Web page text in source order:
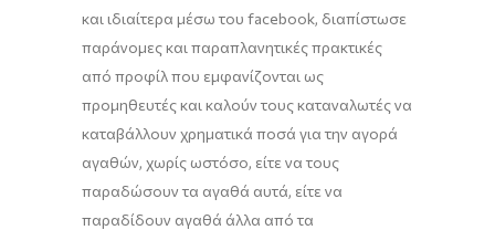
και ιδιαίτερα μέσω του facebook, διαπίστωσε
παράνομες και παραπλανητικές πρακτικές
από προφίλ που εμφανίζονται ως
προμηθευτές και καλούν τους καταναλωτές να
καταβάλλουν χρηματικά ποσά για την αγορά
αγαθών, χωρίς ωστόσο, είτε να τους
παραδώσουν τα αγαθά αυτά, είτε να
παραδίδουν αγαθά άλλα από τα